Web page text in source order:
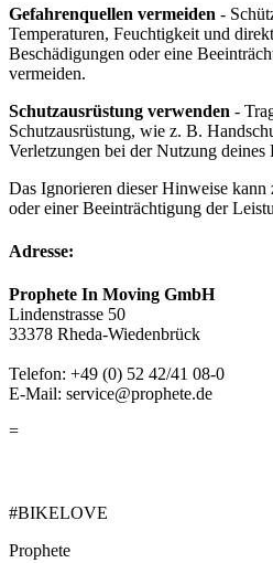
Gefahrenquellen vermeiden -
Temperaturen, Feuchtigkeit und
Beschädigungen oder eine
vermeiden.
Schutzausrüstung verwenden -
Schutzausrüstung, wie z. B.
Verletzungen bei der Nutzung deines
Das Ignorieren dieser Hinweise kann
oder einer Beeinträchtigung der
Adresse:
Prophete In Moving GmbH
Lindenstrasse 50
33378 Rheda-Wiedenbrück
Telefon: +49 (0) 52 42/41 08-0
E-Mail: service@prophete.de
=
#BIKELOVE
Prophete